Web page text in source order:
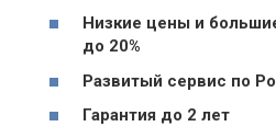
Низкие цены и
до 20%
Развитый сервис по
Гарантия до 2 лет